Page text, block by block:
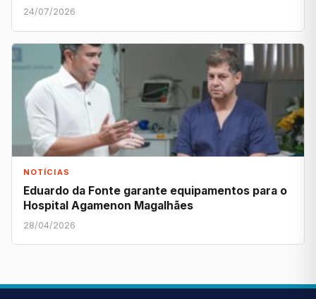
24/07/2026
NOTÍCIAS
Eduardo da Fonte garante equipamentos para o
Hospital Agamenon Magalhães
28/04/2026